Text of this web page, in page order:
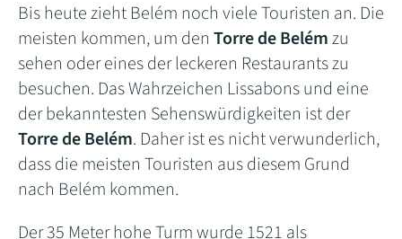
Bis heute zieht Belém noch viele Touristen an. Die
meisten kommen, um den Torre de Belémzu
sehen oder eines der leckeren Restaurants zu
besuchen. Das Wahrzeichen Lissabons und eine
der bekanntesten Sehenswürdigkeiten ist der
Torre de Belém. Daher ist es nicht verwunderlich,
dass die meisten Touristen aus diesem Grund
nach Belém kommen.
Der 35 Meter hohe Turm wurde 1521 als